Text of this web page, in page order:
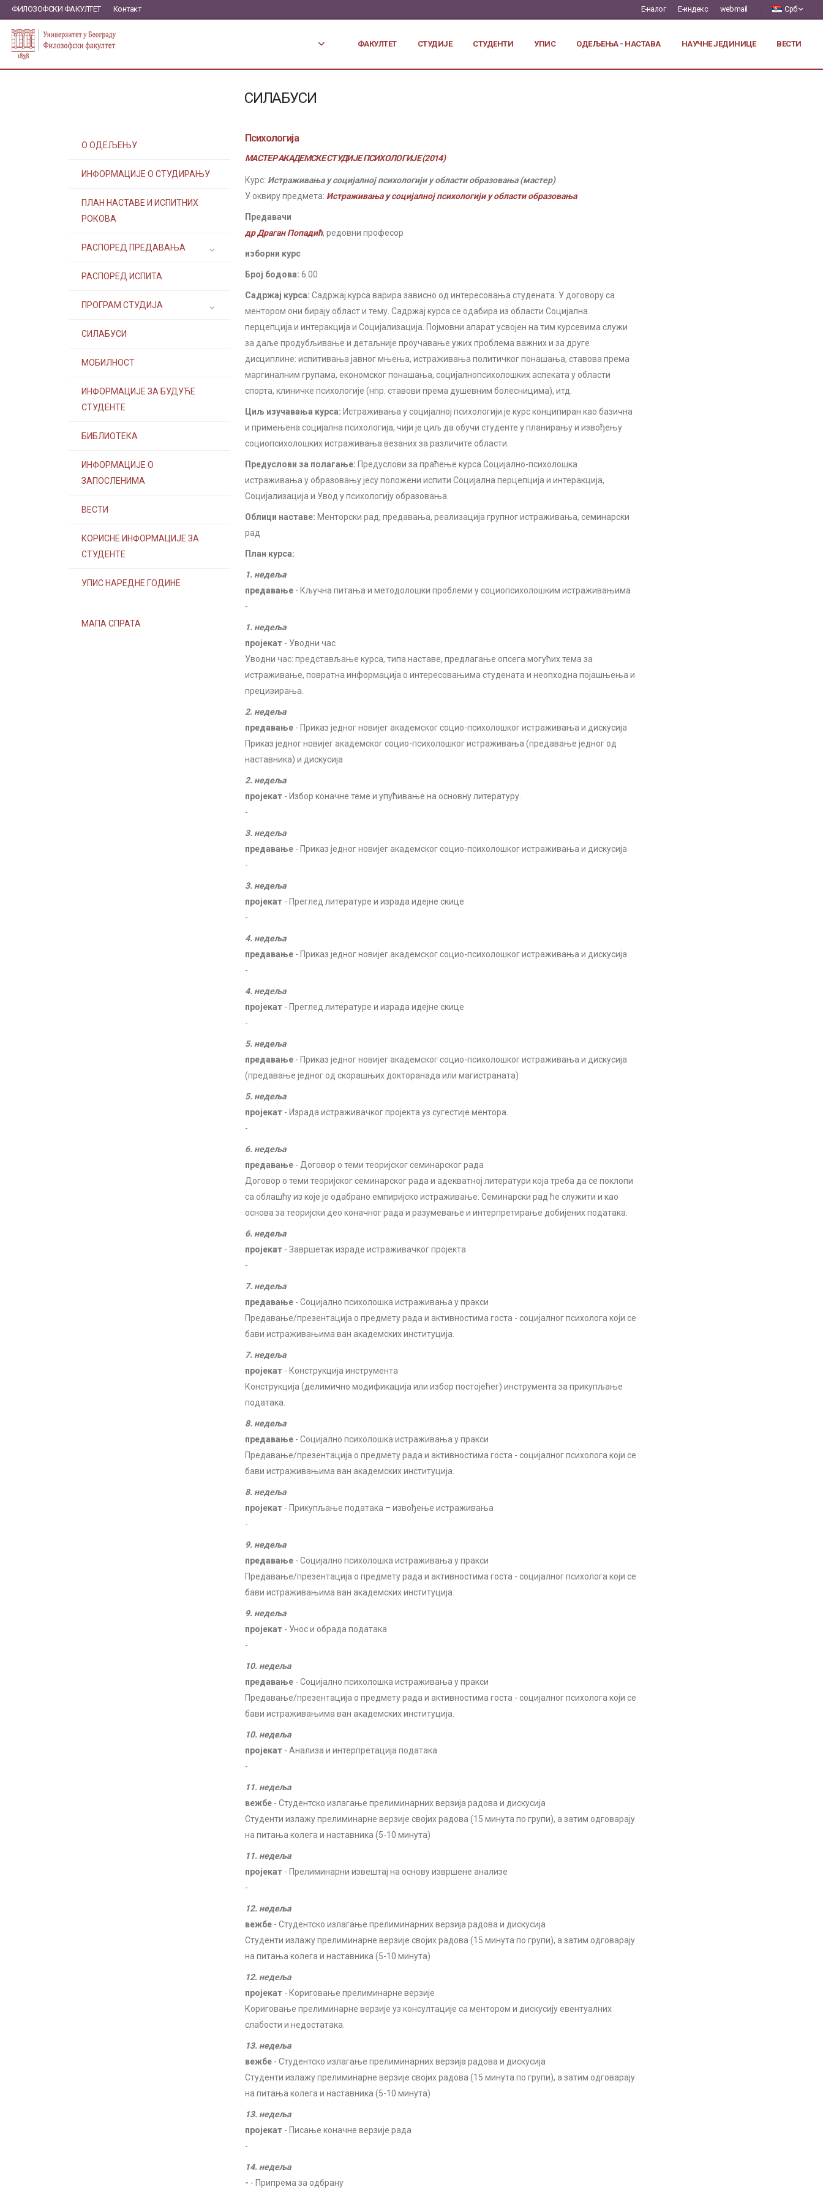
ФИЛОЗОФСКИ ФАКУЛТЕТ Контакт Е-налог Е-индекс webmail Срб
ФАКУЛТЕТ СТУДИЈЕ СТУДЕНТИ УПИС ОДЕЉЕЊА - НАСТАВА НАУЧНЕ ЈЕДИНИЦЕ ВЕСТИ
СИЛАБУСИ
О ОДЕЉЕЊУ
ИНФОРМАЦИЈЕ О СТУДИРАЊУ
ПЛАН НАСТАВЕ И ИСПИТНИХ
РОКОВА
РАСПОРЕД ПРЕДАВАЊА
РАСПОРЕД ИСПИТА
ПРОГРАМ СТУДИЈА
СИЛАБУСИ
МОБИЛНОСТ
ИНФОРМАЦИЈЕ ЗА БУДУЋЕ
СТУДЕНТЕ
БИБЛИОТЕКА
ИНФОРМАЦИЈЕ О
ЗАПОСЛЕНИМА
ВЕСТИ
КОРИСНЕ ИНФОРМАЦИЈЕ ЗА
СТУДЕНТЕ
УПИС НАРЕДНЕ ГОДИНЕ
МАПА СПРАТА
Психологија
МАСТЕР АКАДЕМСКЕ СТУДИЈЕ ПСИХОЛОГИЈЕ (2014)
Курс: Истраживања у социјалној психологији у области образовања (мастер)
У оквиру предмета: Истраживања у социјалној психологији у области образовања
Предавачи
др Драган Попадић, редовни професор
изборни курс
Број бодова: 6.00
Садржај курса: Садржај курса варира зависно од интересовања студената. У договору са
ментором они бирају област и тему. Садржај курса се одабира из области Социјална
перцепција и интеракција и Социјализација. Појмовни апарат усвојен на тим курсевима служи
за даље продубљивање и детаљније проучавање ужих проблема важних и за друге
дисциплине: испитивања јавног мњења, истраживања политичког понашања, ставова према
маргиналним групама, економског понашања, социјалнопсихолошких аспеката у области
спорта, клиничке психологије (нпр. ставови према душевним болесницима), итд.
Циљ изучавања курса: Истраживања у социјалној психологији је курс конципиран као базична
и примењена социјална психологија, чији је циљ да обучи студенте у планирању и извођењу
социопсихолошких истраживања везаних за различите области.
Предуслови за полагање: Предуслови за праћење курса Социјално-психолошка
истраживања у образовању јесу положени испити Социјална перцепција и интеракција,
Социјализација и Увод у психологију образовања.
Облици наставе: Менторски рад, предавања, реализација групног истраживања, семинарски
рад
План курса:
1. недеља
предавање - Кључна питања и методолошки проблеми у социопсихолошким истраживањима
-
1. недеља
пројекат - Уводни час
Уводни час: представљање курса, типа наставе, предлагање опсега могућих тема за
истраживање, повратна информација о интересовањима студената и неопходна појашњења и
прецизирања.
2. недеља
предавање - Приказ једног новијег академског социо-психолошког истраживања и дискусија
Приказ једног новијег академског социо-психолошког истраживања (предавање једног од
наставника) и дискусија
2. недеља
пројекат - Избор коначне теме и упућивање на основну литературу.
-
3. недеља
предавање - Приказ једног новијег академског социо-психолошког истраживања и дискусија
-
3. недеља
пројекат - Преглед литературе и израда идејне скице
-
4. недеља
предавање - Приказ једног новијег академског социо-психолошког истраживања и дискусија
-
4. недеља
пројекат - Преглед литературе и израда идејне скице
-
5. недеља
предавање - Приказ једног новијег академског социо-психолошког истраживања и дискусија
(предавање једног од скорашњих докторанада или магистраната)
5. недеља
пројекат - Израда истраживачког пројекта уз сугестије ментора.
-
6. недеља
предавање - Договор о теми теоријског семинарског рада
Договор о теми теоријског семинарског рада и адекватној литератури која треба да се поклопи
са облашћу из које је одабрано емпиријско истраживање. Семинарски рад ће служити и као
основа за теоријски део коначног рада и разумевање и интерпретирање добијених података.
6. недеља
пројекат - Завршетак израде истраживачког пројекта
-
7. недеља
предавање - Социјално психолошка истраживања у пракси
Предавање/презентација о предмету рада и активностима госта - социјалног психолога који се
бави истраживањима ван академских институција.
7. недеља
пројекат - Конструкција инструмента
Конструкција (делимично модификација или избор постојећег) инструмента за прикупљање
података.
8. недеља
предавање - Социјално психолошка истраживања у пракси
Предавање/презентација о предмету рада и активностима госта - социјалног психолога који се
бави истраживањима ван академских институција.
8. недеља
пројекат - Прикупљање података – извођење истраживања
-
9. недеља
предавање - Социјално психолошка истраживања у пракси
Предавање/презентација о предмету рада и активностима госта - социјалног психолога који се
бави истраживањима ван академских институција.
9. недеља
пројекат - Унос и обрада података
-
10. недеља
предавање - Социјално психолошка истраживања у пракси
Предавање/презентација о предмету рада и активностима госта - социјалног психолога који се
бави истраживањима ван академских институција.
10. недеља
пројекат - Анализа и интерпретација података
-
11. недеља
вежбе - Студентско излагање прелиминарних верзија радова и дискусија
Студенти излажу прелиминарне верзије својих радова (15 минута по групи), а затим одговарају
на питања колега и наставника (5-10 минута)
11. недеља
пројекат - Прелиминарни извештај на основу извршене анализе
-
12. недеља
вежбе - Студентско излагање прелиминарних верзија радова и дискусија
Студенти излажу прелиминарне верзије својих радова (15 минута по групи), а затим одговарају
на питања колега и наставника (5-10 минута)
12. недеља
пројекат - Кориговање прелиминарне верзије
Кориговање прелиминарне верзије уз консултације са ментором и дискусију евентуалних
слабости и недостатака.
13. недеља
вежбе - Студентско излагање прелиминарних верзија радова и дискусија
Студенти излажу прелиминарне верзије својих радова (15 минута по групи), а затим одговарају
на питања колега и наставника (5-10 минута)
13. недеља
пројекат - Писање коначне верзије рада
-
14. недеља
- - Припрема за одбрану